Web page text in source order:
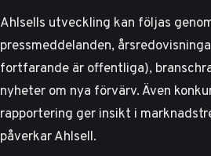
Ahlsells utveckling kan följas
pressmeddelanden,
fortfarande är offentliga),
nyheter om nya förvärv. Även
rapportering ger insikt i
påverkar Ahlsell.